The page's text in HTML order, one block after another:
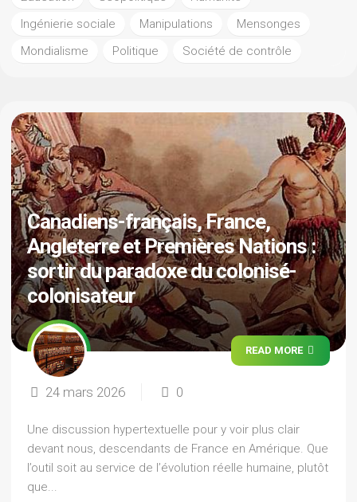
Ingénierie sociale
Manipulations
Mensonges
Mondialisme
Politique Société de contrôle
Canadiens-français, France,
Angleterre et Premières Nations :
sortir du paradoxe du colonisé-
colonisateur
READ MORE
24 mars 2026 0
Une discussion hypertextuelle pour y voir plus clair
devant nous, descendants de France en Amérique. Que
l’outil soit au service de l’évolution réelle humaine, plutôt
que...